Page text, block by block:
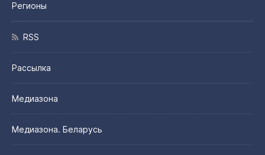
Регионы
RSS
Рассылка
Медиазона
Медиазона. Беларусь